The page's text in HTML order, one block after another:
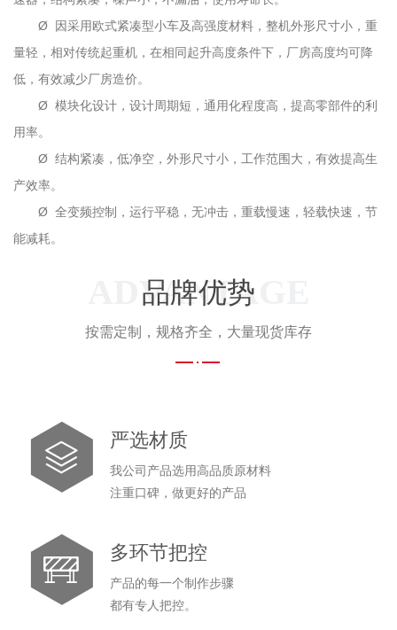
Ø 因采用欧式紧凑型小车及高强度材料，整机外形尺寸小，重
量轻，相对传统起重机，在相同起升高度条件下，厂房高度均可降
低，有效减少厂房造价。
Ø 模块化设计，设计周期短，通用化程度高，提高零部件的利
用率。
Ø 结构紧凑，低净空，外形尺寸小，工作范围大，有效提高生
产效率。
Ø 全变频控制，运行平稳，无冲击，重载慢速，轻载快速，节
能减耗。
ADVANTAGE
品牌优势
按需定制，规格齐全，大量现货库存
严选材质
我公司产品选用高品质原材料
注重口碑，做更好的产品
多环节把控
产品的每一个制作步骤
都有专人把控。